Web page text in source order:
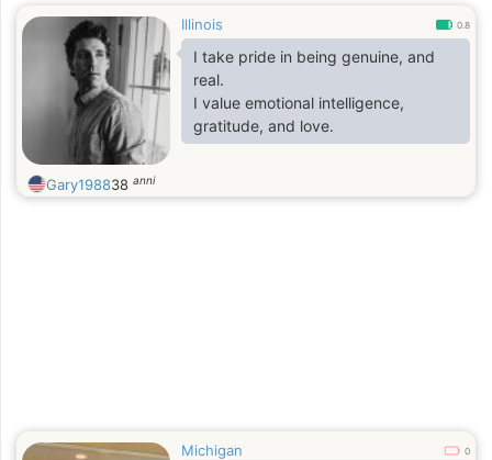
Illinois 0.8
I take pride in being genuine, and
real.
I value emotional intelligence,
gratitude, and love.
Gary198838 anni
Michigan 0